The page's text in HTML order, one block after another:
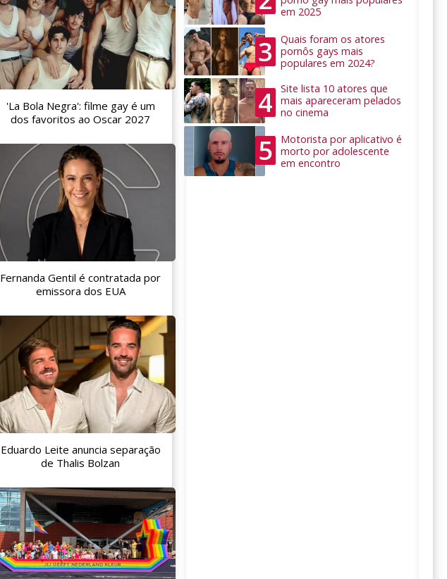
'La Bola Negra': filme gay é um
dos favoritos ao Oscar 2027
Fernanda Gentil é contratada por
emissora dos EUA
Eduardo Leite anuncia separação
de Thalis Bolzan
em 2025
3
Quais foram os atores
pornôs gays mais
populares em 2024?
4
Site lista 10 atores que
mais apareceram pelados
no cinema
5
Motorista por aplicativo é
morto por adolescente
em encontro